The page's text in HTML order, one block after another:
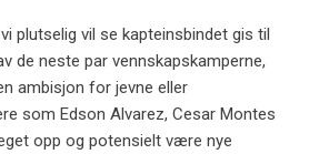
plutselig vil se kapteinsbindet gis til
de neste par vennskapskamperne,
ambisjon for jevne eller
som Edson Alvarez, Cesar Montes
opp og potensielt være nye